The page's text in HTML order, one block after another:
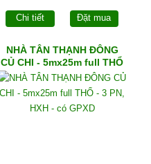
Chi tiết Đặt mua
NHÀ TÂN THẠNH ĐÔNG
CỦ CHI - 5mx25m full THỔ
- 3 PN, HXH - có GPXD